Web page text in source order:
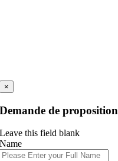
×
Demande de proposition
Leave this field blank
Name